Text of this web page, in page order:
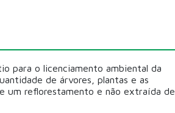
para o licenciamento ambiental da
de árvores, plantas e as
um reflorestamento e não extraída de